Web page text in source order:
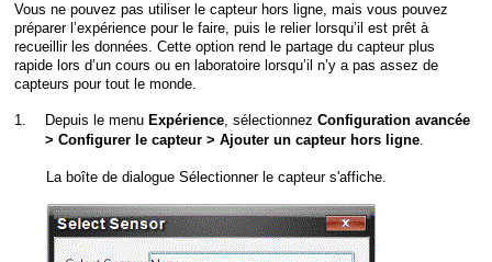
Vous ne pouvez pas utiliser le capteur hors ligne, mais vous pouvez
préparer l’expérience pour le faire, puis le relier lorsqu’il est prêt à
recueillir les données. Cette option rend le partage du capteur plus
rapide lors d’un cours ou en laboratoire lorsqu’il n’y a pas assez de
capteurs pour tout le monde.
1. Depuis le menu Expérience, sélectionnez Configuration avancée
> Configurer le capteur > Ajouter un capteur hors ligne.
La boîte de dialogue Sélectionner le capteur s'affiche.